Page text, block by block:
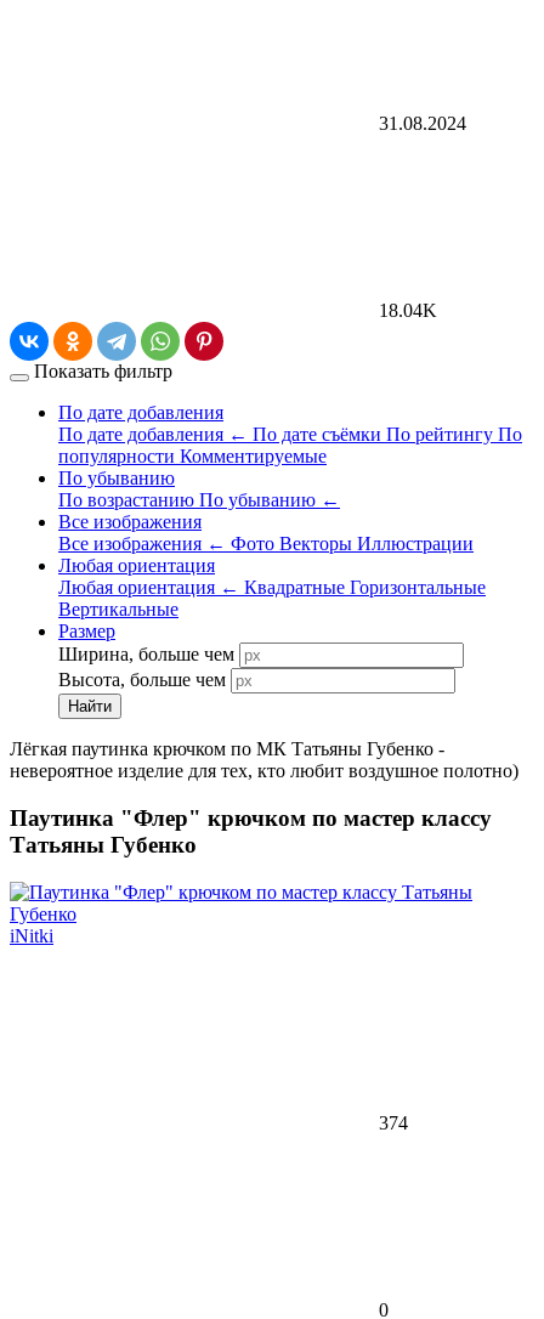
31.08.2024
18.04K
Показать фильтр
По дате добавления
По дате добавления ← По дате съёмки По рейтингу По
популярности Комментируемые
По убыванию
По возрастанию По убыванию ←
Все изображения
Все изображения ← Фото Векторы Иллюстрации
Любая ориентация
Любая ориентация ← Квадратные Горизонтальные
Вертикальные
Размер
Ширина, больше чем
Высота, больше чем
Найти
Лёгкая паутинка крючком по МК Татьяны Губенко -
невероятное изделие для тех, кто любит воздушное полотно)
Паутинка "Флер" крючком по мастер классу
Татьяны Губенко
iNitki
374
0